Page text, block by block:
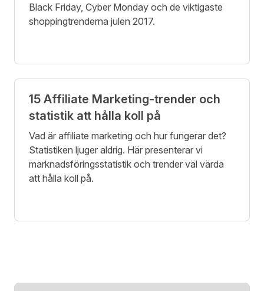
Black Friday, Cyber Monday och de viktigaste
shoppingtrenderna julen 2017.
15 Affiliate Marketing-trender och
statistik att hålla koll på
Vad är affiliate marketing och hur fungerar det?
Statistiken ljuger aldrig. Här presenterar vi
marknadsföringsstatistik och trender väl värda
att hålla koll på.